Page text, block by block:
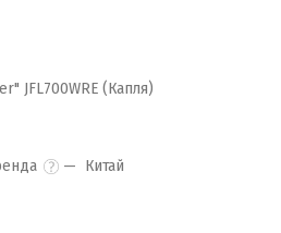
JFL700WRE (Капля)
Китай